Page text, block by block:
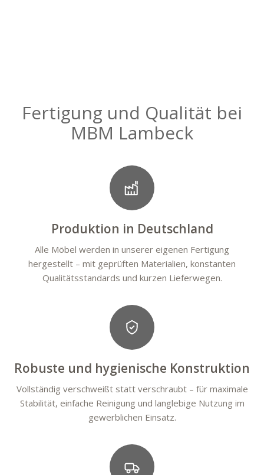
Fertigung und Qualität bei
MBM Lambeck
Produktion in Deutschland
Alle Möbel werden in unserer eigenen Fertigung
hergestellt – mit geprüften Materialien, konstanten
Qualitätsstandards und kurzen Lieferwegen.
Robuste und hygienische Konstruktion
Vollständig verschweißt statt verschraubt – für maximale
Stabilität, einfache Reinigung und langlebige Nutzung im
gewerblichen Einsatz.